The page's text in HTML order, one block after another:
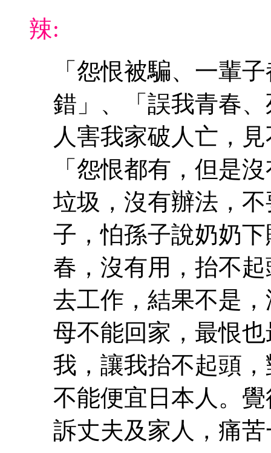
辣:
「怨恨被騙、一輩
錯」、「誤我青春
人害我家破人亡，
「怨恨都有，但是
垃圾，沒有辦法，
子，怕孫子說奶奶
春，沒有用，抬不
去工作，結果不是
母不能回家，最恨
我，讓我抬不起頭
不能便宜日本人。
訴丈夫及家人，痛